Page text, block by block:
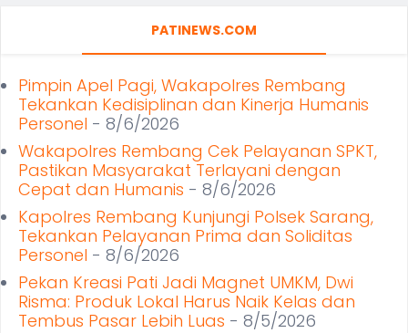
PATINEWS.COM
Pimpin Apel Pagi, Wakapolres Rembang
Tekankan Kedisiplinan dan Kinerja Humanis
Personel - 8/6/2026
Wakapolres Rembang Cek Pelayanan SPKT,
Pastikan Masyarakat Terlayani dengan
Cepat dan Humanis - 8/6/2026
Kapolres Rembang Kunjungi Polsek Sarang,
Tekankan Pelayanan Prima dan Soliditas
Personel - 8/6/2026
Pekan Kreasi Pati Jadi Magnet UMKM, Dwi
Risma: Produk Lokal Harus Naik Kelas dan
Tembus Pasar Lebih Luas - 8/5/2026